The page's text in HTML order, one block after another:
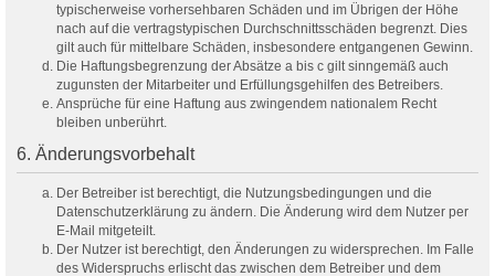
typischerweise vorhersehbaren Schäden und im Übrigen der Höhe
nach auf die vertragstypischen Durchschnittsschäden begrenzt. Dies
gilt auch für mittelbare Schäden, insbesondere entgangenen Gewinn.
Die Haftungsbegrenzung der Absätze a bis c gilt sinngemäß auch
zugunsten der Mitarbeiter und Erfüllungsgehilfen des Betreibers.
Ansprüche für eine Haftung aus zwingendem nationalem Recht
bleiben unberührt.
6. Änderungsvorbehalt
Der Betreiber ist berechtigt, die Nutzungsbedingungen und die
Datenschutzerklärung zu ändern. Die Änderung wird dem Nutzer per
E-Mail mitgeteilt.
Der Nutzer ist berechtigt, den Änderungen zu widersprechen. Im Falle
des Widerspruchs erlischt das zwischen dem Betreiber und dem